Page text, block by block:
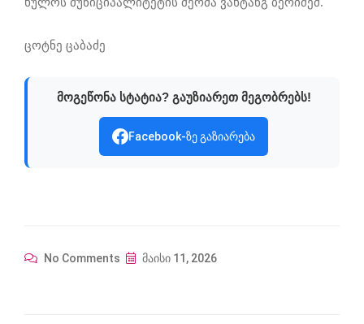
ცოტნე ცაბაძე
მოგეწონა სტატია? გაუზიარეთ მეგობრებს!
Facebook-ზე გაზიარება
No Comments მაისი 11, 2026